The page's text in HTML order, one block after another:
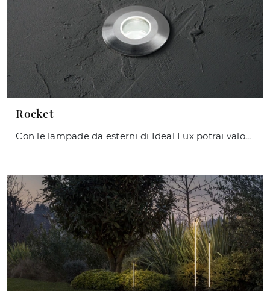
Rocket
Con le lampade da esterni di Ideal Lux potrai valorizzare i tuoi locali: clicca e scopri Rocket!